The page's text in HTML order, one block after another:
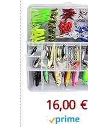
16,00 €